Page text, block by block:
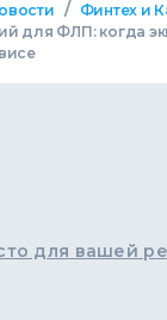
/ Финтех и
для ФЛП: когда
для вашей